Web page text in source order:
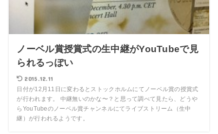
ノーベル賞授賞式の生中継がYouTubeで見
られるっぽい
2015.12.11
日付が12月11日に変わるとストックホルムにてノーベル賞の授賞式
が行われます。 中継無いのかな〜？と思って調べて見たら、どうや
らYouTubeのノーベル賞チャンネルにてライブストリーム（生中
継）が行われるようです。